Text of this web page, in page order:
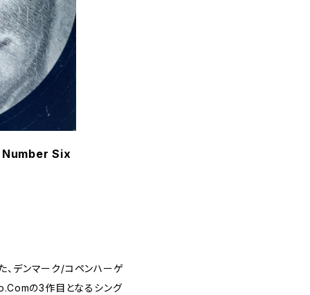
Number Six
デンマーク/コペンハーゲ
の3作目となるシング